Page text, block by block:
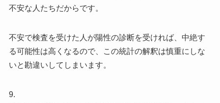
不安な人たちだからです。
不安で検査を受けた人が陽性の診断を受ければ、中絶す
る可能性は高くなるので、この統計の解釈は慎重にしな
いと勘違いしてしまいます。
9.